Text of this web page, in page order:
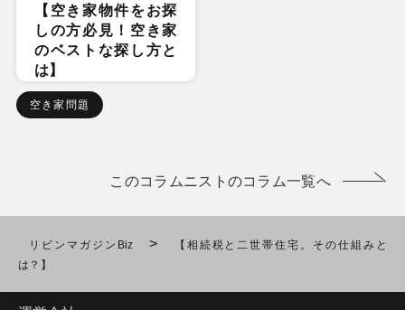
【空き家物件をお探
しの方必見！空き家
のベストな探し方と
は】
空き家問題
このコラムニストのコラム一覧へ
リビンマガジンBiz >
【相続税と二世帯住宅。その仕組みと
は？】